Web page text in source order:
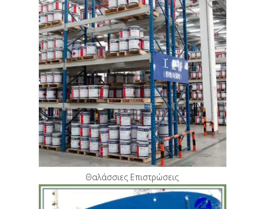
Θαλάσσιες Επιστρώσεις